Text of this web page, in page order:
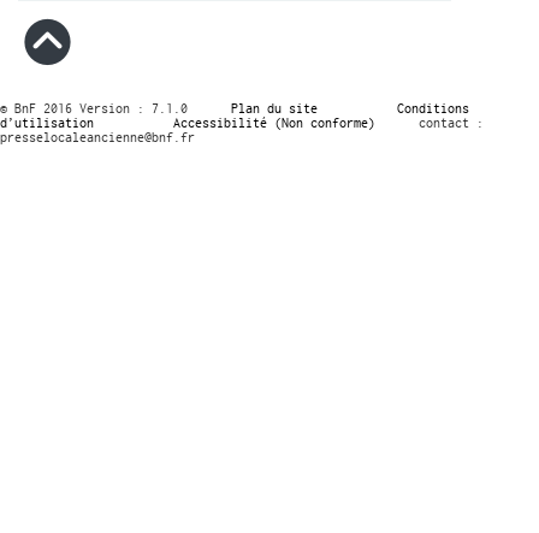
© BnF 2016 Version : 7.1.0 Plan du site
Conditions
d’utilisation
Accessibilité (Non conforme)
contact :
presselocaleancienne@bnf.fr